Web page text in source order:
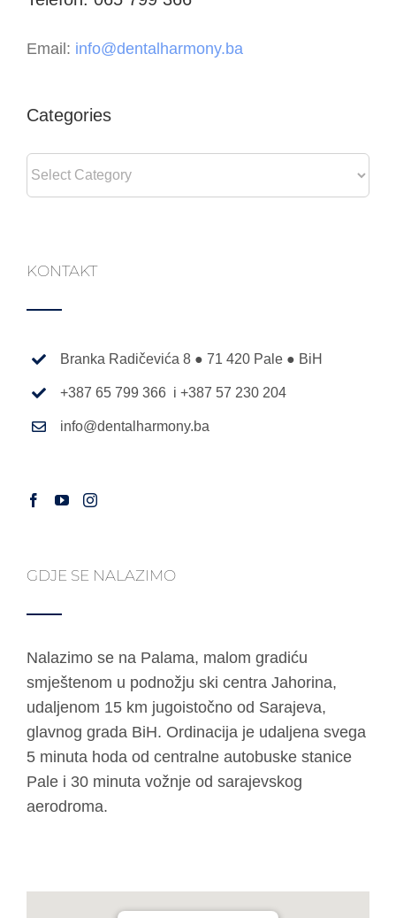
Email: info@dentalharmony.ba
Categories
Categories
KONTAKT
Branka Radičevića 8 ● 71 420 Pale ● BiH
+387 65 799 366 i +387 57 230 204
info@dentalharmony.ba
GDJE SE NALAZIMO
Nalazimo se na Palama, malom gradiću
smještenom u podnožju ski centra Jahorina,
udaljenom 15 km jugoistočno od Sarajeva,
glavnog grada BiH. Ordinacija je udaljena svega
5 minuta hoda od centralne autobuske stanice
Pale i 30 minuta vožnje od sarajevskog
aerodroma.